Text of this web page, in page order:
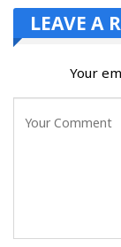
LEAVE A
Your